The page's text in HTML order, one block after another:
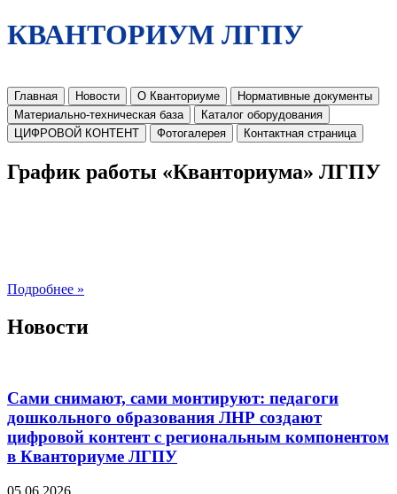
КВАНТОРИУМ ЛГПУ
Главная Новости О Кванториуме
Нормативные документы
Материально-техническая база
Каталог оборудования
ЦИФРОВОЙ КОНТЕНТ
Фотогалерея Контактная страница
График работы «Кванториума» ЛГПУ
Подробнее »
Новости
Сами снимают, сами монтируют: педагоги
дошкольного образования ЛНР создают
цифровой контент с региональным компонентом
в Кванториуме ЛГПУ​
05.06.2026